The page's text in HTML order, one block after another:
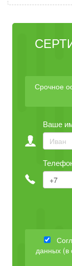
Срочное
Ваше
данных (в